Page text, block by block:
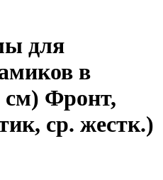
для
в
см) Фронт,
ср. жестк.)